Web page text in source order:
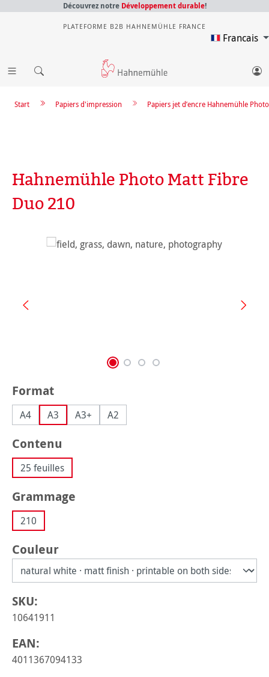
Découvrez notre Développement durable!
PLATEFORME B2B HAHNEMÜHLE FRANCE
Francais
Papiers jet d’encre Hahnemühle Photo
Papiers d'impression
Start
Hahnemühle Photo Matt Fibre
Duo 210
Ignorer la galerie d'images
Sélectionnez
Format
A4 A3 A3+ A2
Sélectionnez
Contenu
25 feuilles
Sélectionnez
Grammage
210
Sélectionnez
Couleur
SKU:
10641911
EAN:
4011367094133